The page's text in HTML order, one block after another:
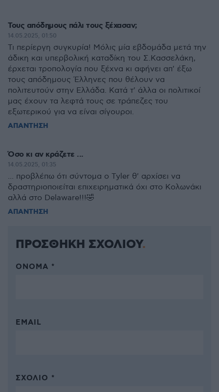
Τους απόδημους πάλι τους ξέχασαν;
14.05.2025, 01:50
Τι περίεργη συγκυρία! Μόλις μία εβδομάδα μετά την
άδικη και υπερβολική καταδίκη του Σ.Κασσελάκη,
έρχεται τροπολογία που ξέχνα κι αφήνει απ' έξω
τους απόδημους Έλληνες που θέλουν να
πολιτευτούν στην Ελλάδα. Κατά τ' άλλα οι πολιτικοί
μας έχουν τα λεφτά τους σε τράπεζες του
εξωτερικού για να είναι σίγουροι.
ΑΠΑΝΤΗΣΗ
Όσο κι αν κράζετε ...
14.05.2025, 01:35
... προβλέπω ότι σύντομα ο Tyler θ' αρχίσει να
δραστηριοποιείται επιχειρηματικά όχι στο Κολωνάκι
αλλά στο Delaware!!!🤣
ΑΠΑΝΤΗΣΗ
ΠΡΟΣΘΗΚΗ ΣΧΟΛΙΟΥ
ΌΝΟΜΑ *
EMAIL
ΣΧΌΛΙΟ *